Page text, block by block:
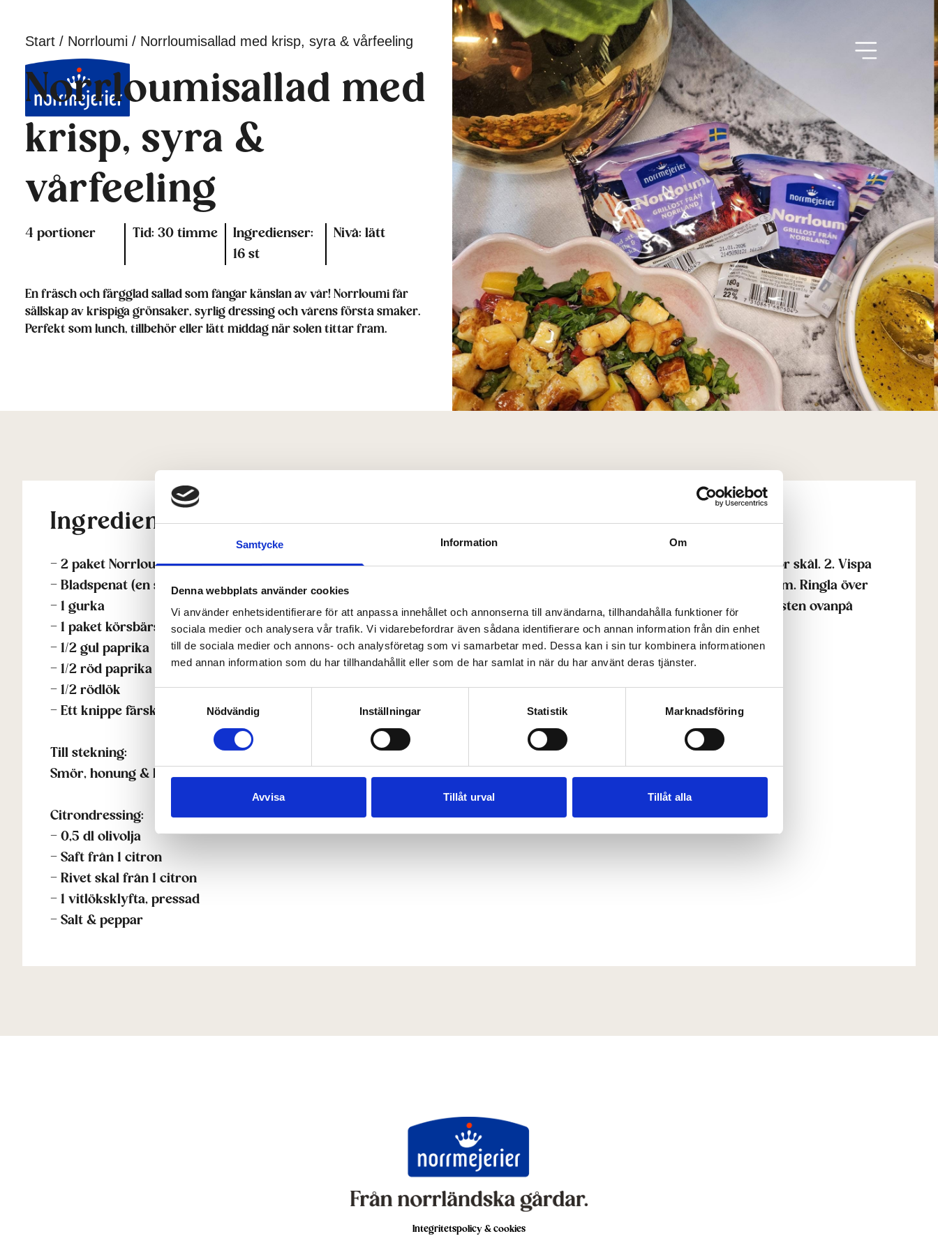
Samtycke Information Om
Denna webbplats använder cookies
Vi använder enhetsidentifierare för att anpassa innehållet och annonserna till användarna, tillhandahålla funktioner för
sociala medier och analysera vår trafik. Vi vidarebefordrar även sådana identifierare och annan information från din enhet
till de sociala medier och annons- och analysföretag som vi samarbetar med. Dessa kan i sin tur kombinera informationen
med annan information som du har tillhandahållit eller som de har samlat in när du har använt deras tjänster.
Nödvändig
Inställningar Statistik Marknadsföring
Avvisa Tillåt urval Tillåt alla
Start / Norrloumi / Norrloumisallad med krisp, syra & vårfeeling
Norrloumisallad med
krisp, syra &
vårfeeling
4 portioner Tid: 30 timme
Ingredienser:
16 st
Nivå: lätt
En fräsch och färgglad sallad som fångar känslan av vår! Norrloumi får
sällskap av krispiga grönsaker, syrlig dressing och vårens första smaker.
Perfekt som lunch, tillbehör eller lätt middag när solen tittar fram.
Ingredienser
– 2 paket Norrloumi
– Bladspenat (en stor näve)
– 1 gurka
– 1 paket körsbärstomater
– 1/2 gul paprika
– 1/2 röd paprika
– 1/2 rödlök
– Ett knippe färsk persilja
Till stekning:
Smör, honung & krispig chiliolja
Citrondressing:
– 0,5 dl olivolja
– Saft från 1 citron
– Rivet skal från 1 citron
– 1 vitlöksklyfta, pressad
– Salt & peppar
Gör så här
1. Hacka alla grönsaker i mindre bitar. Blanda med bladspenaten i en stor skål. 2. Vispa
ihop dressingen. 3. Tärna Norrloumin och stek i smör tills gyllene runtom. Ringla över
lite honung och chiliolja precis mot slutet – låt den bli krispig! 4. Lägg osten ovanpå
salladen och avsluta med dressingen.
Integritetspolicy & cookies